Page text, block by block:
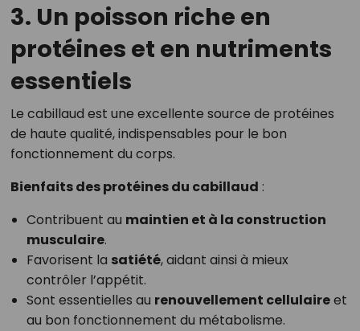
3. Un poisson riche en
protéines et en nutriments
essentiels
Le cabillaud est une excellente source de protéines
de haute qualité, indispensables pour le bon
fonctionnement du corps.
Bienfaits des protéines du cabillaud :
Contribuent au maintien et à la construction
musculaire.
Favorisent la satiété, aidant ainsi à mieux
contrôler l’appétit.
Sont essentielles au renouvellement cellulaireet
au bon fonctionnement du métabolisme.